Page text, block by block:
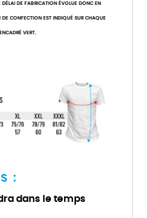
DE FABRICATION ÉVOLUE DONC EN
DE CONFECTION EST INDIQUÉ SUR CHAQUE
VERT.
:
dans le temps